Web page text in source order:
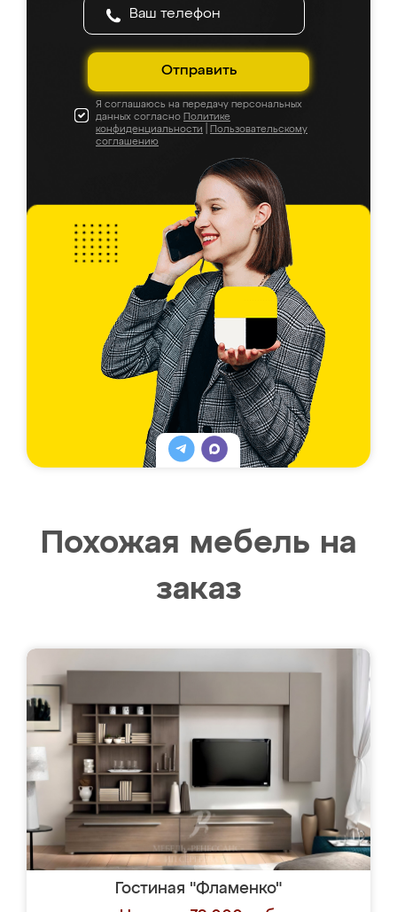
Отправить
Я соглашаюсь на передачу персональных
данных согласно Политике
конфиденциальности
Пользовательскому
соглашению
Похожая мебель на
заказ
Гостиная "Фламенко"